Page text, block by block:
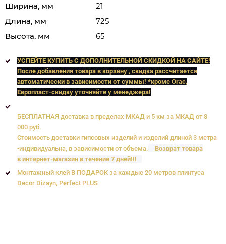
Ширина, мм
21
Длина, мм
725
Высота, мм
65
УСПЕЙТЕ КУПИТЬ C ДОПОЛНИТЕЛЬНОЙ СКИДКОЙ НА САЙТЕ!
После добавления товара в корзину , скидка рассчитается
автоматически в зависимости от суммы! *кроме Orac,
Европласт-скидку уточняйте у менеджера!
БЕСПЛАТНАЯ доставка в пределах МКАД и 5 км за МКАД от 8
000 руб.
Стоимость доставки гипсовых изделий и изделий длиной 3 метра
-индивидуальна, в зависимости от объема.
Возврат товара
в интернет-магазин в течение 7 дней!!!
Монтажный клей В ПОДАРОК за каждые 20 метров плинтуса
Decor Dizayn, Perfect PLUS